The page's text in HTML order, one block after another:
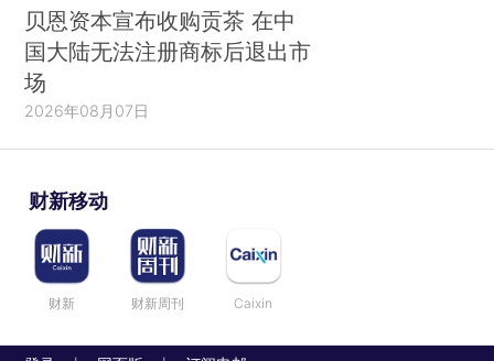
贝恩资本宣布收购贡茶 在中
国大陆无法注册商标后退出市
场
2026年08月07日
财新移动
财新 财新周刊 Caixin